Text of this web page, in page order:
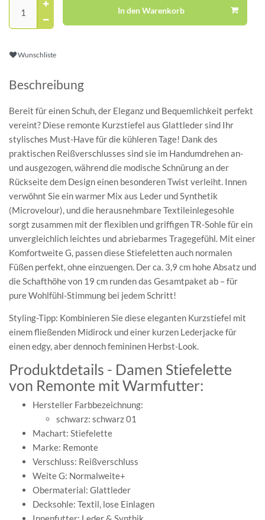
In den Warenkorb
Wunschliste
Beschreibung
Bereit für einen Schuh, der Eleganz und Bequemlichkeit perfekt
vereint? Diese remonte Kurzstiefel aus Glattleder sind Ihr
stylisches Must-Have für die kühleren Tage! Dank des
praktischen Reißverschlusses sind sie im Handumdrehen an-
und ausgezogen, während die modische Schnürung an der
Rückseite dem Design einen besonderen Twist verleiht. Innen
verwöhnt Sie ein warmer Mix aus Leder und Synthetik
(Microvelour), und die herausnehmbare Textileinlegesohle
sorgt zusammen mit der flexiblen und griffigen TR-Sohle für ein
unvergleichlich leichtes und abriebarmes Tragegefühl. Mit einer
Komfortweite G, passen diese Stiefeletten auch normalen
Füßen perfekt, ohne einzuengen. Der ca. 3,9 cm hohe Absatz und
die Schafthöhe von 19 cm runden das Gesamtpaket ab – für
pure Wohlfühl-Stimmung bei jedem Schritt!
Styling-Tipp: Kombinieren Sie diese eleganten Kurzstiefel mit
einem fließenden Midirock und einer kurzen Lederjacke für
einen edgy, aber dennoch femininen Herbst-Look.
Produktdetails - Damen Stiefelette
von Remonte mit Warmfutter:
Hersteller Farbbezeichnung:
schwarz: schwarz 01
Machart: Stiefelette
Marke: Remonte
Verschluss: Reißverschluss
Weite G: Normalweite+
Obermaterial: Glattleder
Decksohle: Textil, lose Einlagen